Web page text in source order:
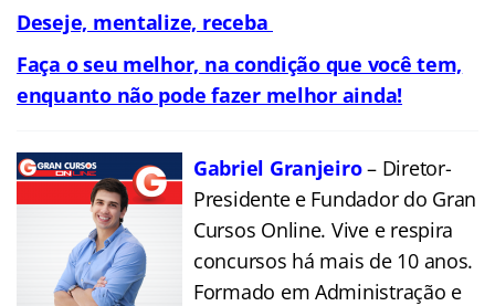
Deseje, mentalize, receba
Faça o seu melhor, na condição que você tem,
enquanto não pode fazer melhor ainda!
Gabriel Granjeiro– Diretor-
Presidente e Fundador do Gran
Cursos Online. Vive e respira
concursos há mais de 10 anos.
Formado em Administração e